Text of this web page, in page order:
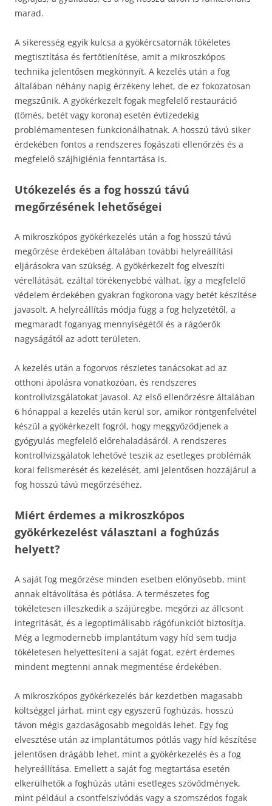
marad.
A sikeresség egyik kulcsa a gyökércsatornák tökéletes
megtisztítása és fertőtlenítése, amit a mikroszkópos
technika jelentősen megkönnyít. A kezelés után a fog
általában néhány napig érzékeny lehet, de ez fokozatosan
megszűnik. A gyökérkezelt fogak megfelelő restauráció
(tömés, betét vagy korona) esetén évtizedekig
problémamentesen funkcionálhatnak. A hosszú távú siker
érdekében fontos a rendszeres fogászati ellenőrzés és a
megfelelő szájhigiénia fenntartása is.
Utókezelés és a fog hosszú távú
megőrzésének lehetőségei
A mikroszkópos gyökérkezelés után a fog hosszú távú
megőrzése érdekében általában további helyreállítási
eljárásokra van szükség. A gyökérkezelt fog elveszíti
vérellátását, ezáltal törékenyebbé válhat, így a megfelelő
védelem érdekében gyakran fogkorona vagy betét készítése
javasolt. A helyreállítás módja függ a fog helyzetétől, a
megmaradt foganyag mennyiségétől és a rágóerők
nagyságától az adott területen.
A kezelés után a fogorvos részletes tanácsokat ad az
otthoni ápolásra vonatkozóan, és rendszeres
kontrollvizsgálatokat javasol. Az első ellenőrzésre általában
6 hónappal a kezelés után kerül sor, amikor röntgenfelvétel
készül a gyökérkezelt fogról, hogy meggyőződjenek a
gyógyulás megfelelő előrehaladásáról. A rendszeres
kontrollvizsgálatok lehetővé teszik az esetleges problémák
korai felismerését és kezelését, ami jelentősen hozzájárul a
fog hosszú távú megőrzéséhez.
Miért érdemes a mikroszkópos
gyökérkezelést választani a foghúzás
helyett?
A saját fog megőrzése minden esetben előnyösebb, mint
annak eltávolítása és pótlása. A természetes fog
tökéletesen illeszkedik a szájüregbe, megőrzi az állcsont
integritását, és a legoptimálisabb rágófunkciót biztosítja.
Még a legmodernebb implantátum vagy híd sem tudja
tökéletesen helyettesíteni a saját fogat, ezért érdemes
mindent megtenni annak megmentése érdekében.
A mikroszkópos gyökérkezelés bár kezdetben magasabb
költséggel járhat, mint egy egyszerű foghúzás, hosszú
távon mégis gazdaságosabb megoldás lehet. Egy fog
elvesztése után az implantátumos pótlás vagy híd készítése
jelentősen drágább lehet, mint a gyökérkezelés és a fog
helyreállítása. Emellett a saját fog megtartása esetén
elkerülhetők a foghúzás utáni esetleges szövődmények,
mint például a csontfelszívódás vagy a szomszédos fogak